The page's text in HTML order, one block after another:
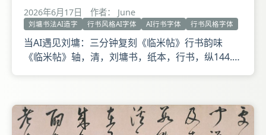
2026年6月17日 作者： June
刘墉书法AI造字 行书风格AI字体 AI行书字体 行书风格字体
当AI遇见刘墉：三分钟复刻《临米帖》行书韵味
《临米帖》轴，清，刘墉书，纸本，行书，纵144.5
雨霑足，必遂小丰，近有秋祭文上呈可发笑。芾皇
恐。 海岳二帖。石庵